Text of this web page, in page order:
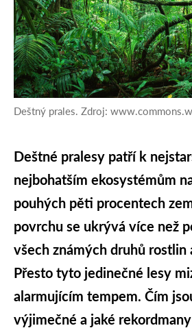
Deštný prales. Zdroj:
Deštné pralesy patří k
nejbohatším ekosystémům
pouhých pěti procentech
povrchu se ukrývá více než
všech známých druhů rostlin
Přesto tyto jedinečné lesy
alarmujícím tempem. Čím
výjimečné a jaké